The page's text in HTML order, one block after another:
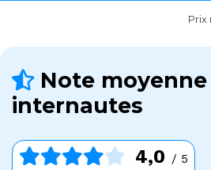
Prix
Note moyenne
internautes
4,0 / 5